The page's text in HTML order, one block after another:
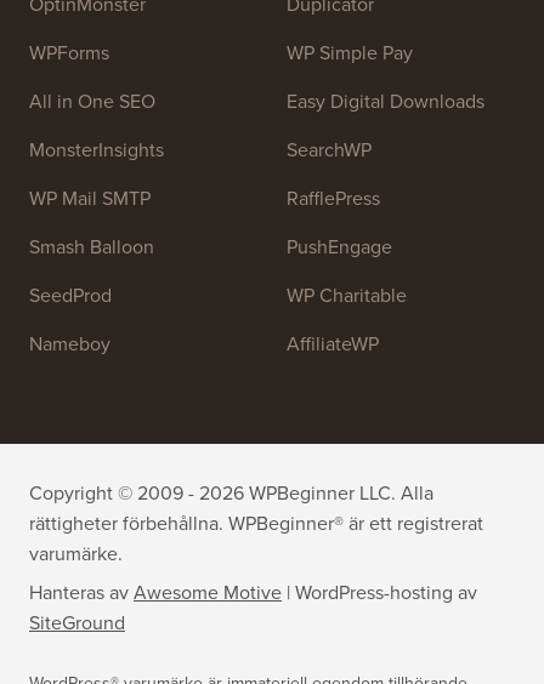
och andra utbildningsresurser för att hjälpa människor
att lära sig WordPress och förbättra sina webbplatser.
Gå med i vårt team: Vi anställer!
OptinMonster
WPForms
All in One SEO
WP Mail SMTP
Smash Balloon
SeedProd
Nameboy
Duplicator
WP Simple Pay
Easy Digital Downloads
RafflePress
PushEngage
WP Charitable
AffiliateWP